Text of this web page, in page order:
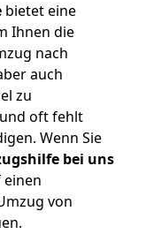
bietet eine
Ihnen die
nach
auch
zu
oft fehlt
Wenn Sie
bei uns
einen
von